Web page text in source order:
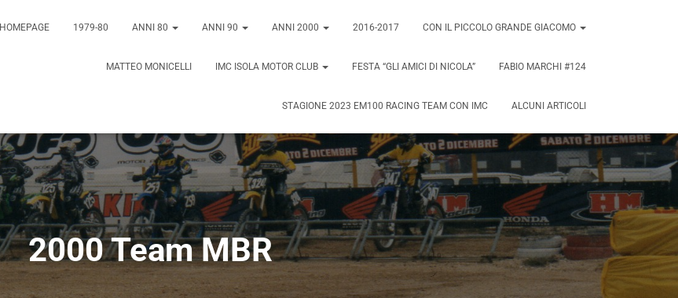
HOMEPAGE 1979-80 ANNI 80 ANNI 90 ANNI 2000 2016-2017 CON IL PICCOLO GRANDE GIACOMO
MATTEO MONICELLI IMC ISOLA MOTOR CLUB FESTA “GLI AMICI DI NICOLA” FABIO MARCHI #124
STAGIONE 2023 EM100 RACING TEAM CON IMC ALCUNI ARTICOLI
2000 Team MBR